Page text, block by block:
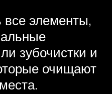
все элементы,
зубочистки и
очищают